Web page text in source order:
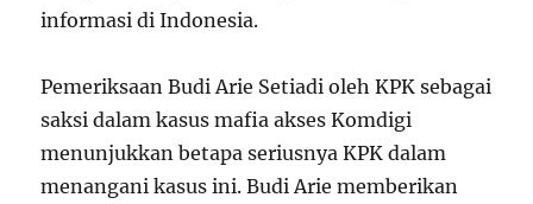
informasi di Indonesia.
Pemeriksaan Budi Arie Setiadi oleh KPK sebagai
saksi dalam kasus mafia akses Komdigi
menunjukkan betapa seriusnya KPK dalam
menangani kasus ini. Budi Arie memberikan